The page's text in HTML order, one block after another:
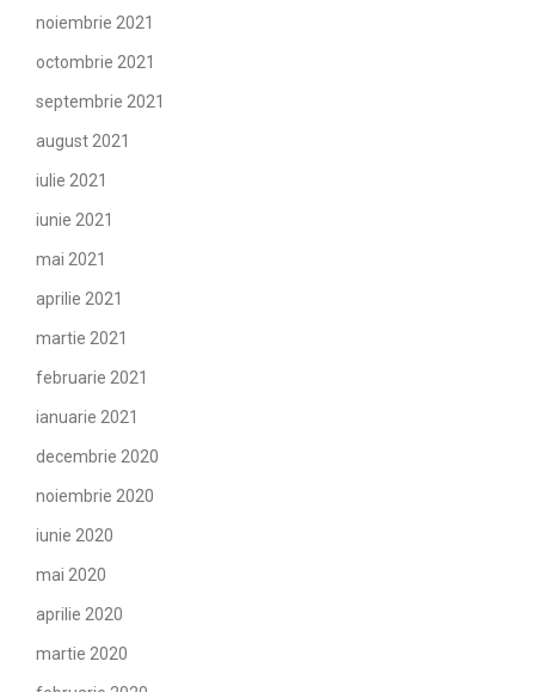
noiembrie 2021
octombrie 2021
septembrie 2021
august 2021
iulie 2021
iunie 2021
mai 2021
aprilie 2021
martie 2021
februarie 2021
ianuarie 2021
decembrie 2020
noiembrie 2020
iunie 2020
mai 2020
aprilie 2020
martie 2020